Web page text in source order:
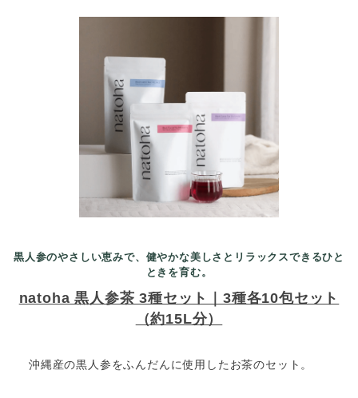
黒人参のやさしい恵みで、健やかな美しさとリラックスできるひと
ときを育む。
natoha 黒人参茶 3種セット｜3種各10包セット
（約15L分）
沖縄産の黒人参をふんだんに使用したお茶のセット。